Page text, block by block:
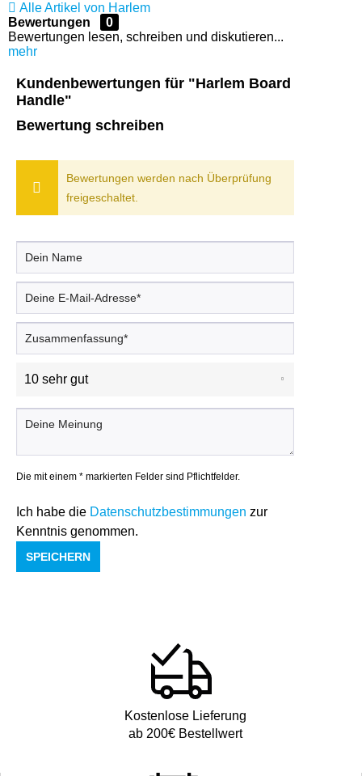
Alle Artikel von Harlem
Bewertungen
0
Bewertungen lesen, schreiben und diskutieren...
mehr
Kundenbewertungen für "Harlem Board
Handle"
Bewertung schreiben
Bewertungen werden nach Überprüfung
freigeschaltet.
Die mit einem * markierten Felder sind Pflichtfelder.
Ich habe die Datenschutzbestimmungen zur
Kenntnis genommen.
SPEICHERN
Kostenlose Lieferung
ab 200€ Bestellwert